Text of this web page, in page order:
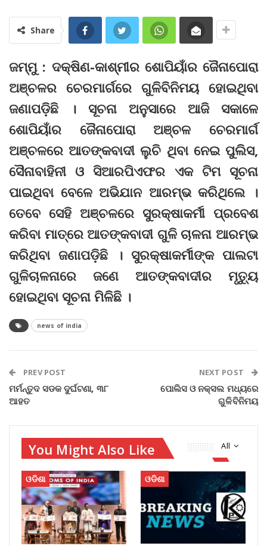
Share
ଜମ୍ମୁ : ଦକ୍ଷିଣ-କାଶ୍ମୀର ଶୋପିୟାଁର ଜୈନାପୋରା
ଅଞ୍ଚଳର ଚେରମାର୍ଗରେ ଗୁଳିବିନିମୟ ହୋଇଥିବା
ଜଣାପଡ଼ିଛି । ସୂଚନା ଅନୁସାରେ ଆଜି ସକାଳେ
ଶୋପିୟାଁର ଜୈନାପୋରା ଅଞ୍ଚଳ ଚେରମାର୍ଗ
ଅଞ୍ଚଳରେ ଆତଙ୍କବାଦୀ ଲୁଚି ଥିବା ନେଇ ପୁଲିସ,
ସୈନାବାହିନୀ ଓ ସିଆରପିଏଫର ଏକ ଟିମ ସୂଚନା
ପାଇଥିବା ବେଳେ ଅଭିଯାନ ଆରମ୍ଭ କରିଥିଲେ ।
ତେବେ ସେହି ଅଞ୍ଚଳରେ ସୁରକ୍ଷାକର୍ମୀ ପ୍ରବେଶ
କରିବା ମାତ୍ରେ ଆତଙ୍କବାଦୀ ଗୁଳି ଚାଳନା ଆରମ୍ଭ
କରିଥିବା ଜଣାପଡ଼ିଛି । ସୁରକ୍ଷାକର୍ମୀଙ୍କ ପାଲଟା
ଗୁଳିଚାଳନାରେ ଜଣେ ଆତଙ୍କବାଦୀର ମୃତ୍ୟୁ
ହୋଇଥିବା ସୂଚନା ମିଳିଛି ।
news of india
PREV POST
ମର୍ମନ୍ତୁଦ ସଡକ ଦୁର୍ଘଟଣା, ୩୮
ଆହତ
NEXT POST
ପୋଲିସ ଓ ନକ୍ସଲ ମଧ୍ୟରେ
ଗୁଳିବିନିମୟ
All
You Might Also Like
ଓଡିଶା ଓଡିଶା